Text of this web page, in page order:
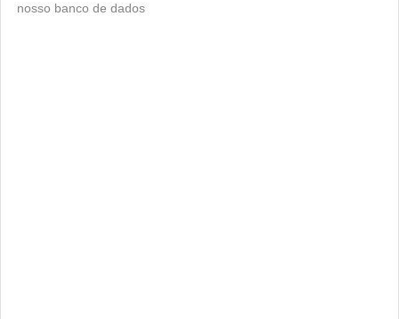
nosso banco de dados